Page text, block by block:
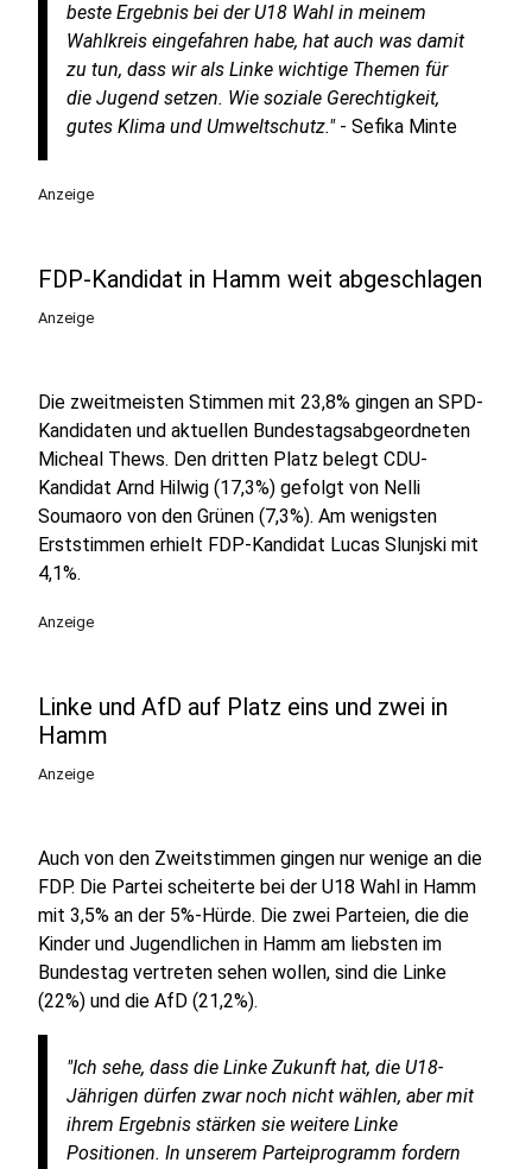
beste Ergebnis bei der U18 Wahl in meinem
Wahlkreis eingefahren habe, hat auch was damit
zu tun, dass wir als Linke wichtige Themen für
die Jugend setzen. Wie soziale Gerechtigkeit,
gutes Klima und Umweltschutz." - Sefika Minte
Anzeige
FDP-Kandidat in Hamm weit abgeschlagen
Anzeige
Die zweitmeisten Stimmen mit 23,8% gingen an SPD-
Kandidaten und aktuellen Bundestagsabgeordneten
Micheal Thews. Den dritten Platz belegt CDU-
Kandidat Arnd Hilwig (17,3%) gefolgt von Nelli
Soumaoro von den Grünen (7,3%). Am wenigsten
Erststimmen erhielt FDP-Kandidat Lucas Slunjski mit
4,1%.
Anzeige
Linke und AfD auf Platz eins und zwei in
Hamm
Anzeige
Auch von den Zweitstimmen gingen nur wenige an die
FDP. Die Partei scheiterte bei der U18 Wahl in Hamm
mit 3,5% an der 5%-Hürde. Die zwei Parteien, die die
Kinder und Jugendlichen in Hamm am liebsten im
Bundestag vertreten sehen wollen, sind die Linke
(22%) und die AfD (21,2%).
"Ich sehe, dass die Linke Zukunft hat, die U18-
Jährigen dürfen zwar noch nicht wählen, aber mit
ihrem Ergebnis stärken sie weitere Linke
Positionen. In unserem Parteiprogramm fordern